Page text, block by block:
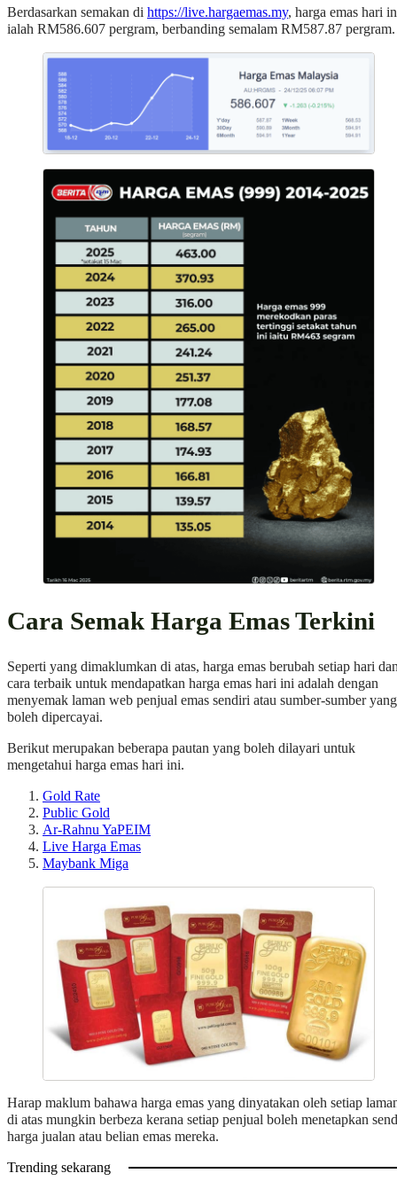
Berdasarkan semakan di https://live.hargaemas.my, harga emas hari
ialah RM586.607 pergram, berbanding semalam RM587.87 pergram.
Cara Semak Harga Emas Terkini
Seperti yang dimaklumkan di atas, harga emas berubah setiap hari
cara terbaik untuk mendapatkan harga emas hari ini adalah dengan
menyemak laman web penjual emas sendiri atau sumber-sumber yang
boleh dipercayai.
Berikut merupakan beberapa pautan yang boleh dilayari untuk
mengetahui harga emas hari ini.
Gold Rate
Public Gold
Ar-Rahnu YaPEIM
Live Harga Emas
Maybank Miga
Harap maklum bahawa harga emas yang dinyatakan oleh setiap
di atas mungkin berbeza kerana setiap penjual boleh menetapkan
harga jualan atau belian emas mereka.
Trending sekarang